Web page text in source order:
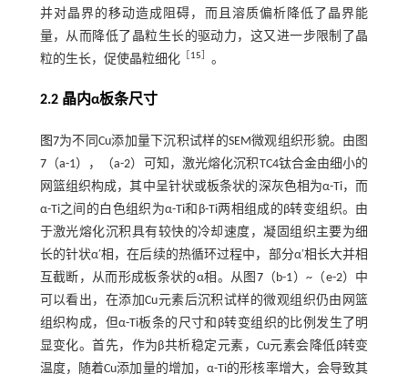
并对晶界的移动造成阻碍，而且溶质偏析降低了晶界能
量，从而降低了晶粒生长的驱动力，这又进一步限制了晶
粒的生长，促使晶粒细化
15 。
2.2 晶内α板条尺寸
图7为不同Cu添加量下沉积试样的SEM微观组织形貌。由图
7（a-1），（a-2）可知，激光熔化沉积TC4钛合金由细小的
网篮组织构成，其中呈针状或板条状的深灰色相为α-Ti，而
α-Ti之间的白色组织为α-Ti和β-Ti两相组成的β转变组织。由
于激光熔化沉积具有较快的冷却速度，凝固组织主要为细
长的针状α′相，在后续的热循环过程中，部分α′相长大并相
互截断，从而形成板条状的α相。从图 7（b-1）~（e-2）中
可以看出，在添加Cu元素后沉积试样的微观组织仍由网篮
组织构成，但α-Ti板条的尺寸和β转变组织的比例发生了明
显变化。首先，作为β共析稳定元素，Cu元素会降低β转变
温度，随着Cu添加量的增加，α-Ti的形核率增大，会导致其